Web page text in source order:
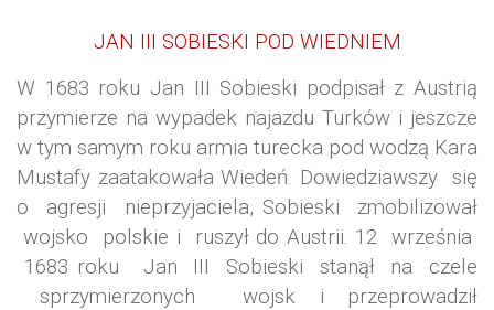
JAN III SOBIESKI POD WIEDNIEM
W 1683 roku Jan III Sobieski podpisał z Austrią
przymierze na wypadek najazdu Turków i jeszcze
w tym samym roku armia turecka pod wodzą Kara
Mustafy zaatakowałaWiedeń. Dowiedziawszy się
o agresji nieprzyjaciela, Sobieski zmobilizował
wojsko polskie i ruszył do Austrii. 12 września
1683 roku Jan III Sobieski stanął na czele
sprzymierzonych wojsk i przeprowadził